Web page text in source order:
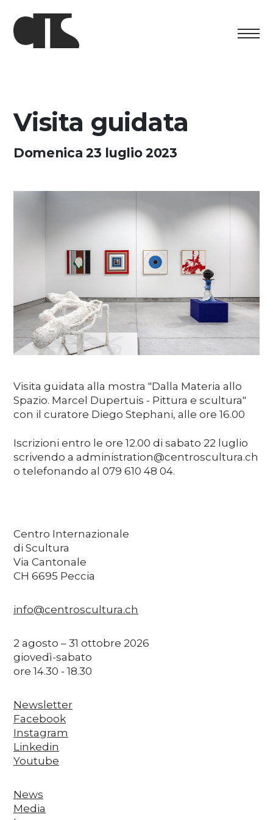
Esposizione
Programma culturale
Affitto spazi
Sostenere
Media
DE EN IT
Visita guidata
Domenica 23 luglio 2023
Visita guidata alla mostra "Dalla Materia allo
Spazio. Marcel Dupertuis - Pittura e scultura"
con il curatore Diego Stephani, alle ore 16.00
Iscrizioni entro le ore 12.00 di sabato 22 luglio
scrivendo a administration@centroscultura.ch
o telefonando al 079 610 48 04.
Centro Internazionale
di Scultura
Via Cantonale
CH 6695 Peccia
info@centroscultura.ch
2 agosto – 31 ottobre 2026
giovedì-sabato
ore 14.30 - 18.30
Newsletter
Facebook
Instagram
Linkedin
Youtube
News
Media